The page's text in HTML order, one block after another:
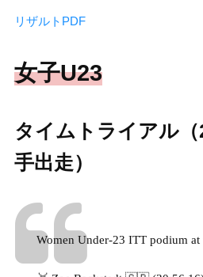
リザルトPDF
女子U23
タイムトライアル
手出走）
Women Under-23 ITT podium at